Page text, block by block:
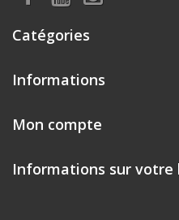
Catégories
Informations
Mon compte
Informations sur votre